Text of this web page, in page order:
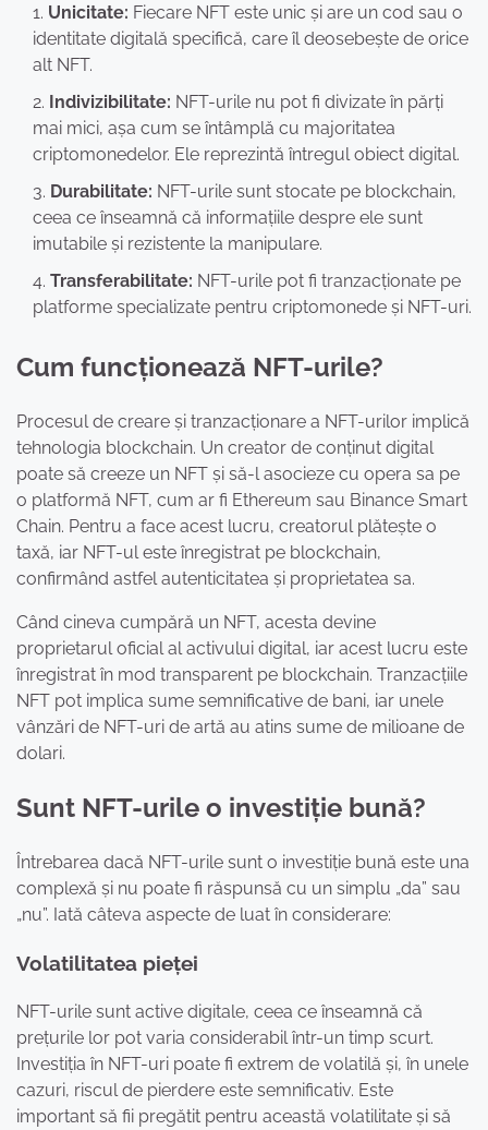
Unicitate: Fiecare NFT este unic și are un cod sau o
identitate digitală specifică, care îl deosebește de orice
alt NFT.
Indivizibilitate: NFT-urile nu pot fi divizate în părți
mai mici, așa cum se întâmplă cu majoritatea
criptomonedelor. Ele reprezintă întregul obiect digital.
Durabilitate: NFT-urile sunt stocate pe blockchain,
ceea ce înseamnă că informațiile despre ele sunt
imutabile și rezistente la manipulare.
Transferabilitate: NFT-urile pot fi tranzacționate pe
platforme specializate pentru criptomonede și NFT-uri.
Cum funcționează NFT-urile?
Procesul de creare și tranzacționare a NFT-urilor implică
tehnologia blockchain. Un creator de conținut digital
poate să creeze un NFT și să-l asocieze cu opera sa pe
o platformă NFT, cum ar fi Ethereum sau Binance Smart
Chain. Pentru a face acest lucru, creatorul plătește o
taxă, iar NFT-ul este înregistrat pe blockchain,
confirmând astfel autenticitatea și proprietatea sa.
Când cineva cumpără un NFT, acesta devine
proprietarul oficial al activului digital, iar acest lucru este
înregistrat în mod transparent pe blockchain. Tranzacțiile
NFT pot implica sume semnificative de bani, iar unele
vânzări de NFT-uri de artă au atins sume de milioane de
dolari.
Sunt NFT-urile o investiție bună?
Întrebarea dacă NFT-urile sunt o investiție bună este una
complexă și nu poate fi răspunsă cu un simplu „da” sau
„nu”. Iată câteva aspecte de luat în considerare:
Volatilitatea pieței
NFT-urile sunt active digitale, ceea ce înseamnă că
prețurile lor pot varia considerabil într-un timp scurt.
Investiția în NFT-uri poate fi extrem de volatilă și, în unele
cazuri, riscul de pierdere este semnificativ. Este
important să fii pregătit pentru această volatilitate și să